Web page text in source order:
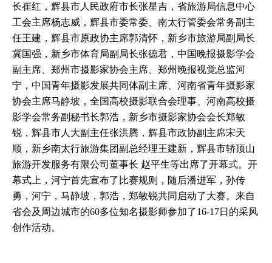
长崔红，辉县市人民政府市长张星吉，省旅游局信息中心
工会主席杨志威，辉县市委常委、南太行管委会常务副主
任王建，辉县市原政协主席郭清怀，新乡市旅游局副局长
冀国强，新乡市体育局副局长张德君，中国晚报摄影学会
副主席、郑州市摄影家协会主席、郑州晚报视觉总监河
宁，中国青年摄影发展共同体副主席、河南省青年摄影家
协会主席马静坡，全国高校摄影联合会理事、河南高校摄
影学会常务副秘书长郭浩，新乡市摄影家协会会长郑敏
锐，辉县市人大副主任张洪腾，辉县市政协副主席宋天
顺，新乡南太行旅游集团副总经理王建新，辉县市轿顶山
旅游开发服务有限公司董事长 赵平生等出席了开幕式。开
幕式上，河宁首先宣布了比赛规则，随后潘进军，孙传
勇，河宁，马静坡，郭浩，郑敏锐共同启动了大赛。来自
省会及周边城市的60多位知名摄影师参加了16-17日的采风
创作活动。